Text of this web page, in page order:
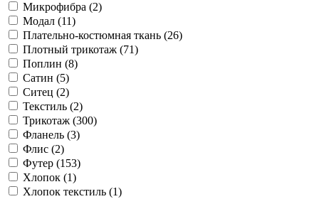
Микрофибра (2)
Модал (11)
Плательно-костюмная ткань (26)
Плотный трикотаж (71)
Поплин (8)
Сатин (5)
Ситец (2)
Текстиль (2)
Трикотаж (300)
Фланель (3)
Флис (2)
Футер (153)
Хлопок (1)
Хлопок текстиль (1)